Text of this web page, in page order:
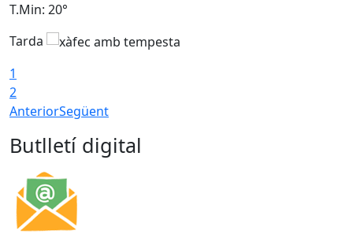
T.Min: 20°
Tarda
1
2
AnteriorSegüent
Butlletí digital